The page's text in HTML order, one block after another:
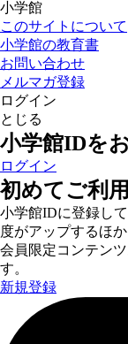
小学館
このサイトについて
小学館の教育書
お問い合わせ
メルマガ登録
ログイン
とじる
小学館IDを
ログイン
初めてご利
小学館IDに登録し
度がアップするほか
会員限定コンテン
す。
新規登録